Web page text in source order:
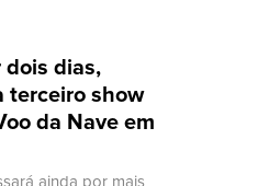
dias,
terceiro show
da Nave em